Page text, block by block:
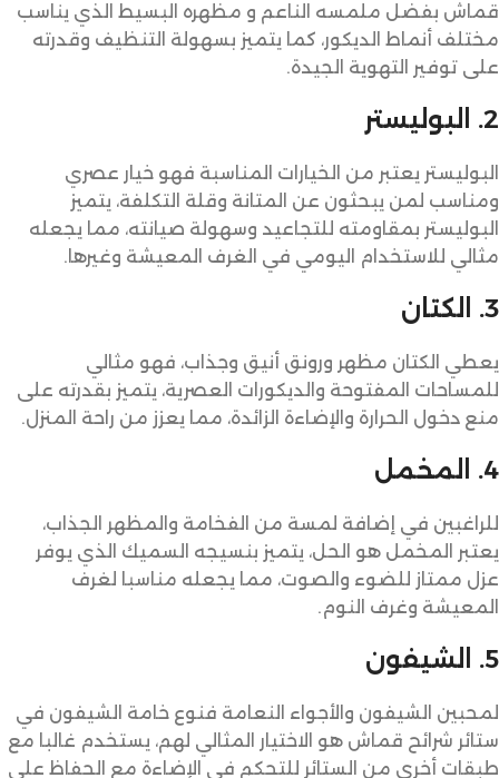
قماش بفضل ملمسه الناعم و مظهره البسيط الذي يناسب
مختلف أنماط الديكور، كما يتميز بسهولة التنظيف وقدرته
على توفير التهوية الجيدة.
2. البوليستر
البوليستر يعتبر من الخيارات المناسبة فهو خيار عصري
ومناسب لمن يبحثون عن المتانة وقلة التكلفة، يتميز
البوليستر بمقاومته للتجاعيد وسهولة صيانته، مما يجعله
مثالي للاستخدام اليومي في الغرف المعيشة وغيرها.
3. الكتان
يعطي الكتان مظهر ورونق أنيق وجذاب، فهو مثالي
للمساحات المفتوحة والديكورات العصرية، يتميز بقدرته على
منع دخول الحرارة والإضاءة الزائدة، مما يعزز من راحة المنزل.
4. المخمل
للراغبين في إضافة لمسة من الفخامة والمظهر الجذاب،
يعتبر المخمل هو الحل، يتميز بنسيجه السميك الذي يوفر
عزل ممتاز للضوء والصوت، مما يجعله مناسبا لغرف
المعيشة وغرف النوم.
5. الشيفون
لمحبين الشيفون والأجواء النعامة فنوع خامة الشيفون في
ستائر شرائح قماش هو الاختيار المثالي لهم، يستخدم غالبا مع
طبقات أخرى من الستائر للتحكم في الإضاءة مع الحفاظ على